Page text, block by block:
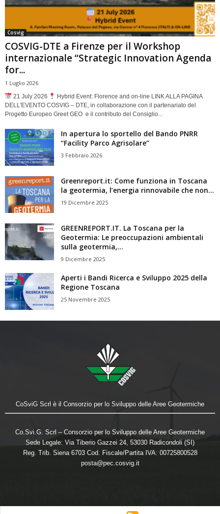
Cosvig
COSVIG-DTE a Firenze per il Workshop
internazionale “Strategic Innovation Agenda
for...
1 Luglio 2026
21 July 2026
Hybrid Event: Florence and on-line LINK ALLA PAGINA
DELL'EVENTO COSVIG – DTE, in collaborazione con il partenariato del
Progetto Europeo Greet GEO e il contributo del Consiglio...
In apertura lo sportello del Bando PNRR
“Facility Parco Agrisolare”
3 Febbraio 2026
Greenreport.it: Come funziona in Toscana
la geotermia, l’energia rinnovabile che non...
19 Dicembre 2025
GREENREPORT.IT. La Toscana per la
Geotermia: Le preoccupazioni ambientali
sulla geotermia,...
9 Dicembre 2025
Aperti i Bandi Ricerca e Sviluppo 2025 della
Regione Toscana
25 Novembre 2025
CoSviG Scrl è il Consorzio per lo Sviluppo delle Aree Geotermiche
Co.Svi.G. Scrl – Consorzio per lo Sviluppo delle Aree Geotermiche
Sede Legale: Via Tiberio Gazzei 24, 53030 Radicondoli (SI)
Reg. Trib. Siena 6703 Cod. Fiscale/Partita IVA: 00725800528
posta@pec.cosvig.it